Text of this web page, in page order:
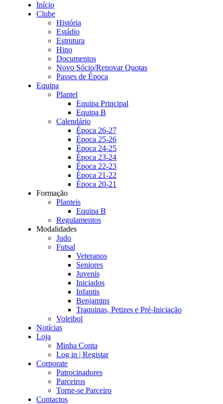
Início
Clube
História
Estádio
Estrutura
Hino
Documentos
Novo Sócio/Renovar Quotas
Passes de Época
Equipa
Plantel
Equipa Principal
Equipa B
Calendário
Época 26-27
Época 25-26
Época 24-25
Época 23-24
Época 22-23
Época 21-22
Época 20-21
Formação
Planteis
Equipa B
Regulamentos
Modalidades
Judo
Futsal
Veteranos
Seniores
Juvenis
Iniciados
Infantis
Benjamins
Traquinas, Petizes e Pré-Iniciação
Voleibol
Notícias
Loja
Minha Conta
Log in | Registar
Corporate
Patrocinadores
Parceiros
Torne-se Parceiro
Contactos